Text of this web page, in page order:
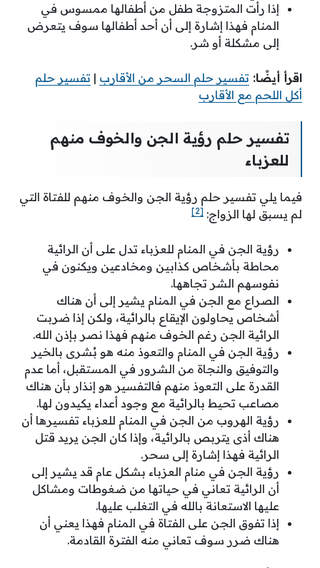
إذا رأت المتزوجة طفل من أطفالها ممسوس في
المنام فهذا إشارة إلى أن أحد أطفالها سوف يتعرض
إلى مشكلة أو شر.
اقرأ أيضًا: تفسير حلم السحر من الأقارب | تفسير حلم
أكل اللحم مع الأقارب
تفسير حلم رؤية الجن والخوف منهم
للعزباء
فيما يلي تفسير حلم رؤية الجن والخوف منهم للفتاة التي
لم يسبق لها الزواج: [2]
رؤية الجن في المنام للعزباء تدل على أن الرائية
محاطة بأشخاص كذابين ومخادعين ويكنون في
نفوسهم الشر تجاهها.
الصراع مع الجن في المنام يشير إلى أن هناك
أشخاص يحاولون الإيقاع بالرائية، ولكن إذا ضربت
الرائية الجن رغم الخوف منهم فهذا نصر بإذن الله.
رؤية الجن في المنام والتعوذ منه هو بُشرى بالخير
والتوفيق والنجاة من الشرور في المستقبل، أما عدم
القدرة على التعوذ منهم فالتفسير هو إنذار بأن هناك
مصاعب تحيط بالرائية مع وجود أعداء يكيدون لها.
رؤية الهروب من الجن في المنام للعزباء تفسيرها أن
هناك أذى يتربص بالرائية، وإذا كان الجن يريد قتل
الرائية فهذا إشارة إلى سحر.
رؤية الجن في منام العزباء بشكل عام قد يشير إلى
أن الرائية تعاني في حياتها من ضغوطات ومشاكل
عليها الاستعانة بالله في التغلب عليها.
إذا تفوق الجن على الفتاة في المنام فهذا يعني أن
هناك ضرر سوف تعاني منه الفترة القادمة.